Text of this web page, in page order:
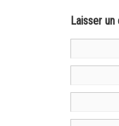
Laisser